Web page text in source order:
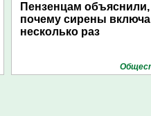
Пензенцам объяснили,
почему сирены
несколько раз